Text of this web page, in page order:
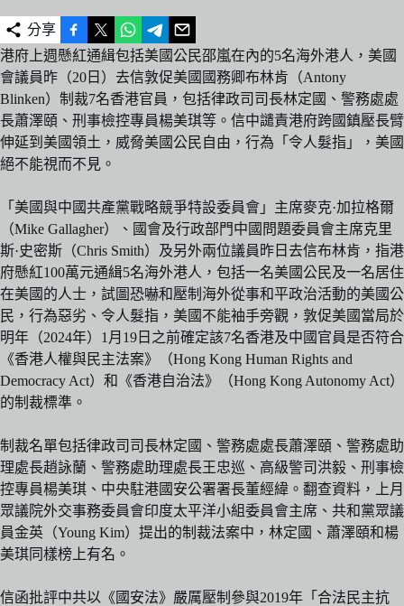
分享
港府上週懸紅通緝包括美國公民邵嵐在內的5名海外港人，美國
會議員昨（20日）去信敦促美國國務卿布林肯（Antony
Blinken）制裁7名香港官員，包括律政司司長林定國、警務處處
長蕭澤頤、刑事檢控專員楊美琪等。信中譴責港府跨國鎮壓長臂
伸延到美國領土，威脅美國公民自由，行為「令人髮指」，美國
絕不能視而不見。
「美國與中國共產黨戰略競爭特設委員會」主席麥克·加拉格爾
（Mike Gallagher）、國會及行政部門中國問題委員會主席克里
斯·史密斯（Chris Smith）及另外兩位議員昨日去信布林肯，指港
府懸紅100萬元通緝5名海外港人，包括一名美國公民及一名居住
在美國的人士，試圖恐嚇和壓制海外從事和平政治活動的美國公
民，行為惡劣、令人髮指，美國不能袖手旁觀，敦促美國當局於
明年（2024年）1月19日之前確定該7名香港及中國官員是否符合
《香港人權與民主法案》（Hong Kong Human Rights and
Democracy Act）和《香港自治法》（Hong Kong Autonomy Act）
的制裁標準。
制裁名單包括律政司司長林定國、警務處處長蕭澤頤、警務處助
理處長趙詠蘭、警務處助理處長王忠巡、高級警司洪毅、刑事檢
控專員楊美琪、中央駐港國安公署署長董經緯。翻查資料，上月
眾議院外交事務委員會印度太平洋小組委員會主席、共和黨眾議
員金英（Young Kim）提出的制裁法案中，林定國、蕭澤頤和楊
美琪同樣榜上有名。
信函批評中共以《國安法》嚴厲壓制參與2019年「合法民主抗